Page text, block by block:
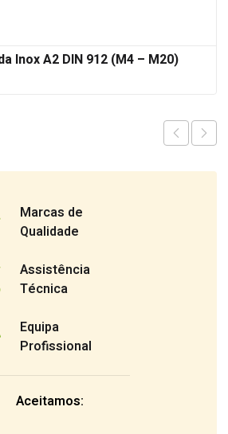
Inox A2 DIN 912 (M4 – M20)
Marcas de
Qualidade
Assistência
Técnica
Equipa
Profissional
Aceitamos: